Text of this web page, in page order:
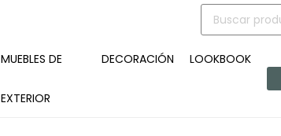
MUEBLES DE
EXTERIOR
DECORACIÓN LOOKBOOK